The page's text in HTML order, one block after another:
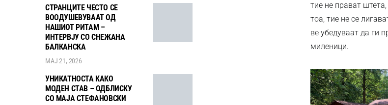
тие не прават
тоа, тие не се
ве убедуваат да ги
миленици.
СТРАНЦИТЕ ЧЕСТО СЕ
ВООДУШЕВУВААТ ОД
НАШИОТ РИТАМ –
ИНТЕРВЈУ СО СНЕЖАНА
БАЛКАНСКА
МАЈ 21, 2026
УНИКАТНОСТА КАКО
МОДЕН СТАВ – ОДБЛИСКУ
СО МАЈА СТЕФАНОВСКИ